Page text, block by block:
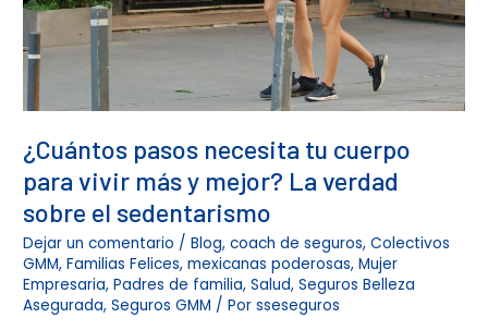
¿Cuántos pasos necesita tu cuerpo
para vivir más y mejor? La verdad
sobre el sedentarismo
Dejar un comentario /Blog,coach de seguros,Colectivos
GMM,Familias Felices,mexicanas poderosas,Mujer
Empresaria,Padres de familia,Salud,Seguros Belleza
Asegurada,Seguros GMM / Porsseseguros
y
mejor?
La
verdad
sobre
sedentarismo